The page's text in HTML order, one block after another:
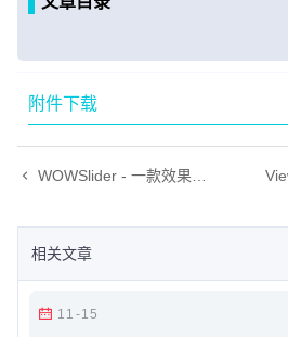
附件下载
WOWSlider - 一款效果精美的响应式图片轮播插件，有众多专业的模板。
相关文章
11-15